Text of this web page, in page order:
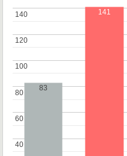
40
40
60
60
80
80
100
100
120
120
140
140
83
141